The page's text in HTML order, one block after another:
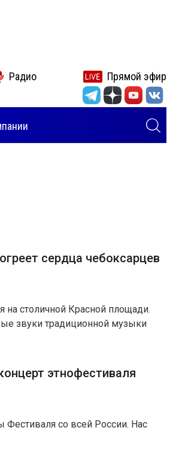
Радио Прямой эфир
сердца чебоксарцев
на столичной Красной площади.
звуки традиционной музыки
этнофестиваля
Фестиваля со всей России. Нас